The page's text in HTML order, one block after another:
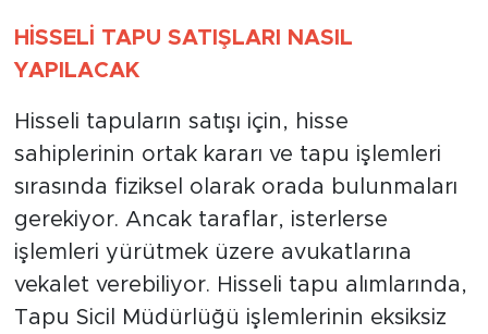
HİSSELİ TAPU SATIŞLARI NASIL
YAPILACAK
Hisseli tapuların satışı için, hisse
sahiplerinin ortak kararı ve tapu işlemleri
sırasında fiziksel olarak orada bulunmaları
gerekiyor. Ancak taraflar, isterlerse
işlemleri yürütmek üzere avukatlarına
vekalet verebiliyor. Hisseli tapu alımlarında,
Tapu Sicil Müdürlüğü işlemlerinin eksiksiz